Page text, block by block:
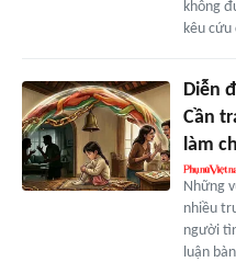
không
kêu
Diễn
Cần
làm
Những
nhiều
người
luận